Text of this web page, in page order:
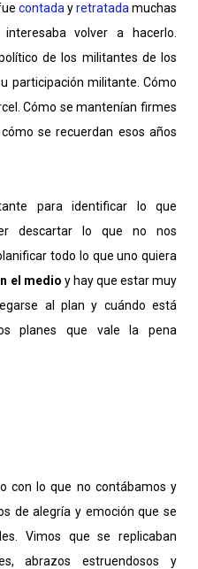
contadayretratadamuchas
volver a hacerlo.
de los militantes de los
participación militante. Cómo
Cómo se mantenían firmes
se recuerdan esos años
para identificar lo que
descartar lo que no nos
todo lo que uno quiera
el medio y hay que estar muy
al plan y cuándo está
planes que vale la pena
con lo que no contábamos y
de alegría y emoción que se
Vimos que se replicaban
abrazos estruendosos y